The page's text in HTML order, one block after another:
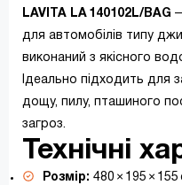
LAVITA LA 140102L/BAG
для автомобілів типу
виконаний з якісного
Ідеально підходить для
дощу, пилу, пташиного
загроз.
Технічні
Розмір: 480 × 195 ×